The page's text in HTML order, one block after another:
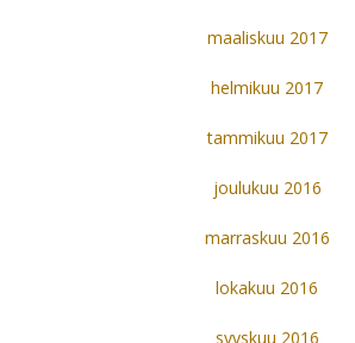
maaliskuu 2017
helmikuu 2017
tammikuu 2017
joulukuu 2016
marraskuu 2016
lokakuu 2016
syyskuu 2016